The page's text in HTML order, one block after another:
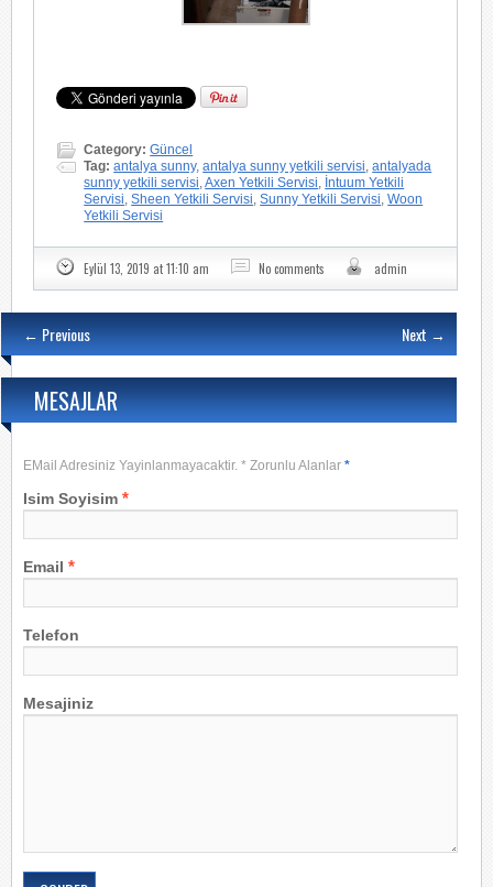
Category: Güncel
Tag: antalya sunny,antalya sunny yetkili servisi,antalyada
sunny yetkili servisi,Axen Yetkili Servisi, İntuum Yetkili
Servisi,Sheen Yetkili Servisi,Sunny Yetkili Servisi,Woon
Yetkili Servisi
Eylül 13, 2019 at 11:10 am No comments admin
← Previous Next →
MESAJLAR
EMail Adresiniz Yayinlanmayacaktir. * Zorunlu Alanlar *
Isim Soyisim *
Email *
Telefon
Mesajiniz